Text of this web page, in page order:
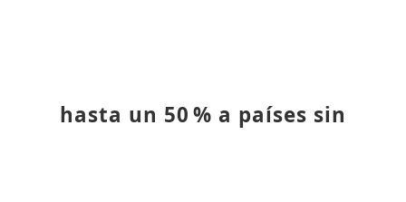
hasta un 50 % a países sin